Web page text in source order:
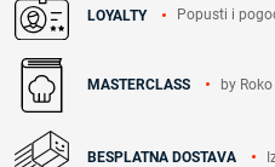
LOYALTY Popusti i
MASTERCLASS by
BESPLATNA DOSTAVA